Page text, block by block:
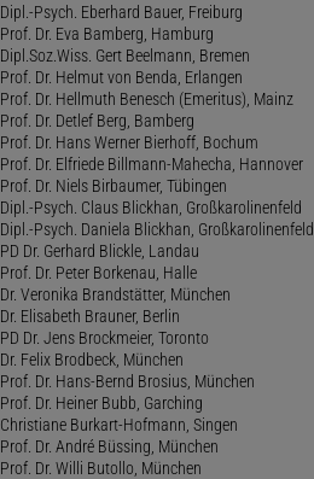
Dipl.-Psych. Eberhard Bauer, Freiburg
Prof. Dr. Eva Bamberg, Hamburg
Dipl.Soz.Wiss. Gert Beelmann, Bremen
Prof. Dr. Helmut von Benda, Erlangen
Prof. Dr. Hellmuth Benesch (Emeritus), Mainz
Prof. Dr. Detlef Berg, Bamberg
Prof. Dr. Hans Werner Bierhoff, Bochum
Prof. Dr. Elfriede Billmann-Mahecha, Hannover
Prof. Dr. Niels Birbaumer, Tübingen
Dipl.-Psych. Claus Blickhan, Großkarolinenfeld
Dipl.-Psych. Daniela Blickhan, Großkarolinenfeld
PD Dr. Gerhard Blickle, Landau
Prof. Dr. Peter Borkenau, Halle
Dr. Veronika Brandstätter, München
Dr. Elisabeth Brauner, Berlin
PD Dr. Jens Brockmeier, Toronto
Dr. Felix Brodbeck, München
Prof. Dr. Hans-Bernd Brosius, München
Prof. Dr. Heiner Bubb, Garching
Christiane Burkart-Hofmann, Singen
Prof. Dr. André Büssing, München
Prof. Dr. Willi Butollo, München